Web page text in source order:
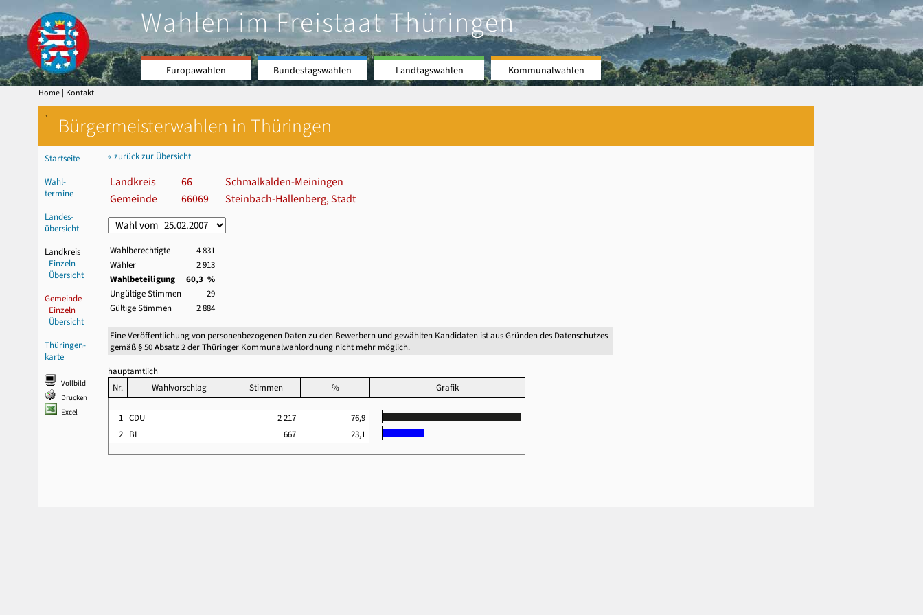
Wahlen im Freistaat Thüringen
Europawahlen Bundestagswahlen Landtagswahlen Kommunalwahlen
Home | Kontakt
` Bürgermeisterwahlen in Thüringen
Startseite
Wahl-
termine
Landes-
übersicht
Landkreis
Einzeln
Übersicht
Gemeinde
Einzeln
Übersicht
Thüringen-
karte
Vollbild
Drucken
Excel
« zurück zur Übersicht
Landkreis 66
Schmalkalden-Meiningen
Gemeinde
66069 Steinbach-Hallenberg, Stadt
Wahlberechtigte
4 831
Wähler
2 913
Wahlbeteiligung
60,3 %
Ungültige Stimmen
29
Gültige Stimmen
2 884
Eine Veröffentlichung von personenbezogenen Daten zu den Bewerbern und gewählten Kandidaten ist aus Gründen des Datenschutzes
gemäß § 50 Absatz 2 der Thüringer Kommunalwahlordnung nicht mehr möglich.
hauptamtlich
Nr.
Wahlvorschlag Stimmen % Grafik
1 CDU 2 217
76,9
2 BI 667 23,1